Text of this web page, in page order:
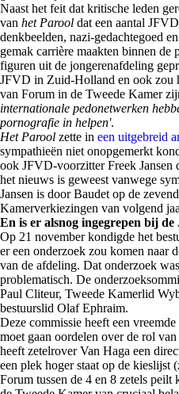
Naast het feit dat kritische leden
van het Parool dat een aantal
denkbeelden, nazi-gedachtegoed
gemak carrière maakten binnen
figuren uit de jongerenafdeling
JFVD in Zuid-Holland en ook zou
van Forum in de Tweede Kamer
internationale pedonetwerken
pornografie in helpen'.
Het Parool zette in een uitgebreid
sympathieën niet onopgemerkt
ook JFVD-voorzitter Freek Jansen
het nieuws is geweest vanwege
Jansen is door Baudet op de
Kamerverkiezingen van volgend
En is er alsnog ingegrepen bij de
Op 21 november kondigde het
er een onderzoek zou komen naar
van de afdeling. Dat onderzoek
problematisch. De
Paul Cliteur, Tweede Kamerlid
bestuurslid Olaf Ephraim.
Deze commissie heeft een
moet gaan oordelen over de rol
heeft zetelrover Van Haga een
een plek hoger staat op de kieslijst
Forum tussen de 4 en 8 zetels